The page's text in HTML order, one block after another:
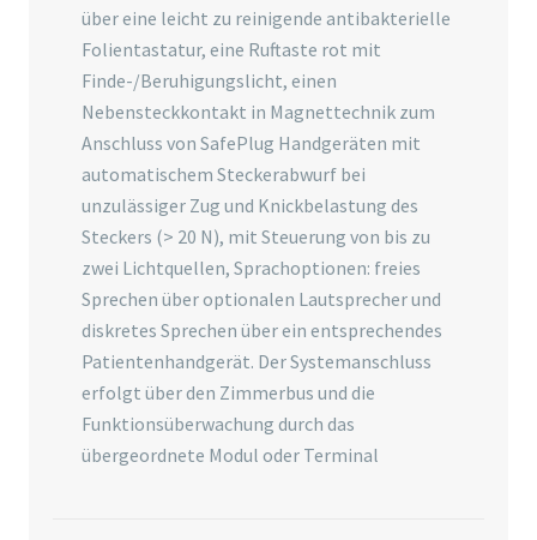
über eine leicht zu reinigende antibakterielle
Folientastatur, eine Ruftaste rot mit
Finde-/Beruhigungslicht, einen
Nebensteckkontakt in Magnettechnik zum
Anschluss von SafePlug Handgeräten mit
automatischem Steckerabwurf bei
unzulässiger Zug­ und Knickbelastung des
Steckers (> 20 N), mit Steuerung von bis zu
zwei Lichtquellen, Sprachoptionen: freies
Sprechen über optionalen Lautsprecher und
diskretes Sprechen über ein entsprechendes
Patientenhandgerät. Der Systemanschluss
erfolgt über den Zimmerbus und die
Funktionsüberwachung durch das
übergeordnete Modul oder Terminal